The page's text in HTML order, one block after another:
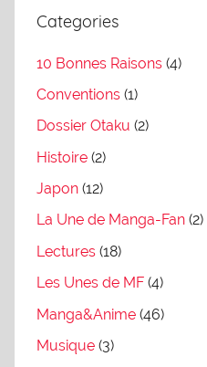
h
v
e
s
Categories
10 Bonnes Raisons (4)
Conventions (1)
Dossier Otaku (2)
Histoire (2)
Japon (12)
La Une de Manga-Fan (2)
Lectures (18)
Les Unes de MF (4)
Manga&Anime (46)
Musique (3)